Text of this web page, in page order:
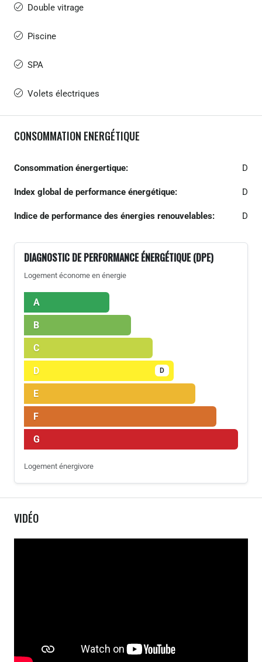
Double vitrage
Piscine
SPA
Volets électriques
CONSOMMATION ENERGÉTIQUE
Consommation énergertique: D
Index global de performance énergétique: D
Indice de performance des énergies renouvelables: D
DIAGNOSTIC DE PERFORMANCE ÉNERGÉTIQUE (DPE)
Logement économe en énergie
A
B
C
D D
E
F
G
Logement énergivore
VIDÉO